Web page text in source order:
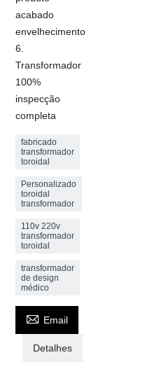
acabado
envelhecimento
6.
Transformador
100%
inspecção
completa
fabricado
transformador
toroidal
Personalizado
toroidal
transformador
110v 220v
transformador
toroidal
transformador
de design
médico
 Email
Detalhes